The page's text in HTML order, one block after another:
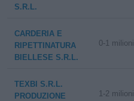
S.R.L.
CARDERIA E
RIPETTINATURA
BIELLESE S.R.L.
0-1 milioni
TEXBI S.R.L.
PRODUZIONE
1-2 milioni